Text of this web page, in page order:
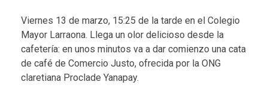
Viernes 13 de marzo, 15:25 de la tarde en el Colegio
Mayor Larraona. Llega un olor delicioso desde la
cafetería: en unos minutos va a dar comienzo una cata
de café de Comercio Justo, ofrecida por la ONG
claretiana Proclade Yanapay.